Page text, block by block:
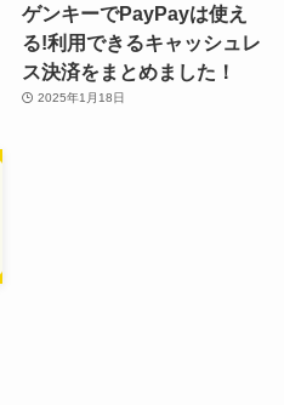
ゲンキーでPayPayは使え
る!利用できるキャッシュレ
ス決済をまとめました！
2025年1月18日